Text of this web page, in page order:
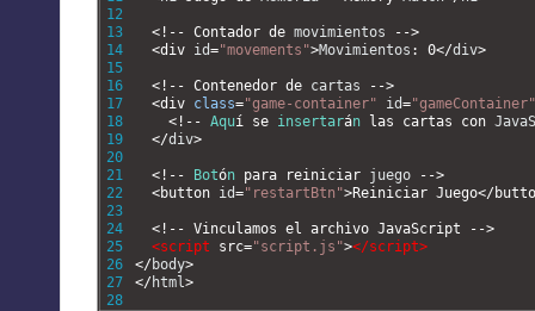
12
13
14
15
16
17
18
19
20
21
22
23
24
25
26
27
28
<! -- Contador de movimientos -->
<div id="movements">Movimientos : 0</div>
<! -- Contenedor de cartas -->
<div class="game-container" id="gameContainer"
<! -- Aquí se insertarán las cartas con
</div>
<! -- Botón para reiniciar juego -->
<button id="restartBtn">Reiniciar Juego</
<! -- Vinculamos el archivo JavaScript -->
<script src="script.js"></script>
</ body>
</ html>